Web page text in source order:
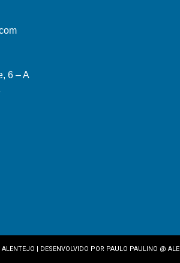
6 – A
| DESENVOLVIDO POR PAULO PAULINO @